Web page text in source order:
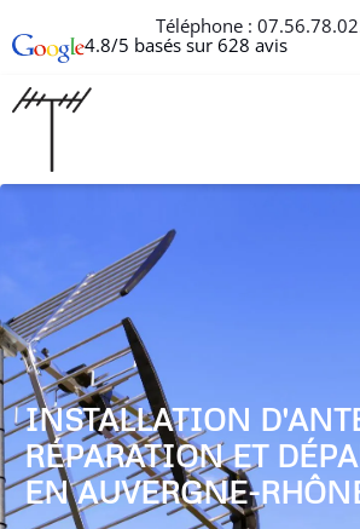
Téléphone :
4.8/5 basés sur 628 avis
INSTALLATION
RÉPARATION ET
EN AUVERGNE-